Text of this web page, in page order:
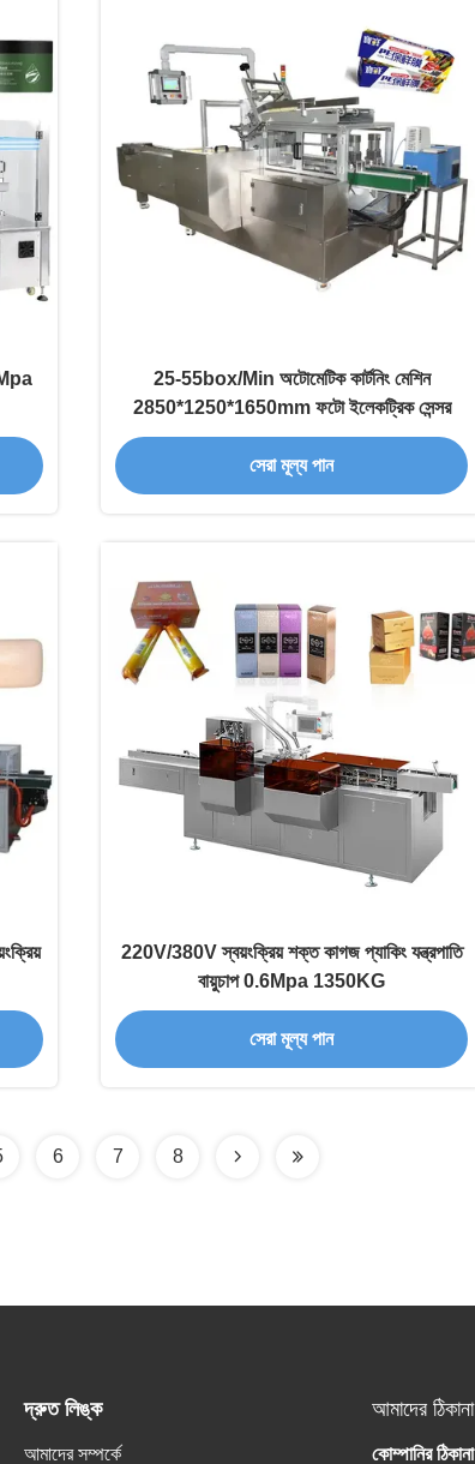
25-55box/Min অটোমেটিক কার্টনিং মেশিন
2850*1250*1650mm ফটো ইলেকট্রিক সেন্সর
সেরা মূল্য পান
220V/380V স্বয়ংক্রিয় শক্ত কাগজ প্যাকিং যন্ত্রপাতি
বায়ুচাপ 0.6Mpa 1350KG
সেরা মূল্য পান
6 7 8
দ্রুত লিঙ্ক
আমাদের সম্পর্কে
আমাদের ঠিকানা
কোম্পানির ঠিকানা